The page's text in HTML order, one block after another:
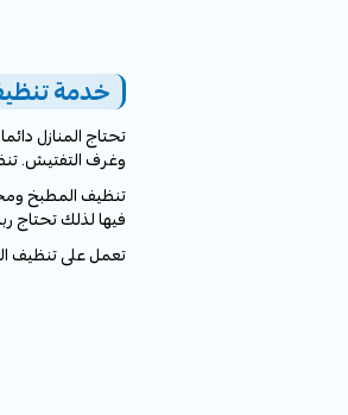
خدمة
تحتاج المنازل
وغرف التفتيش.
تنظيف المطبخ
فيها لذلك تحتاج
تعمل على تنظيف